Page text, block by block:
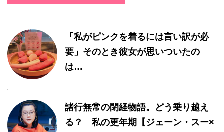
「私がピンクを着るには言い訳が必
要」そのとき彼女が思いついたの
は…
諸行無常の閉経物語。どう乗り越え
る？ 私の更年期【ジェーン・スー×